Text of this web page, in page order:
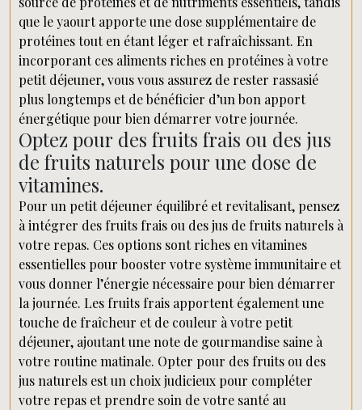
que le yaourt apporte une dose supplémentaire de
protéines tout en étant léger et rafraîchissant. En
incorporant ces aliments riches en protéines à votre
petit déjeuner, vous vous assurez de rester rassasié
plus longtemps et de bénéficier d’un bon apport
énergétique pour bien démarrer votre journée.
Optez pour des fruits frais ou des jus
de fruits naturels pour une dose de
vitamines.
Pour un petit déjeuner équilibré et revitalisant, pensez
à intégrer des fruits frais ou des jus de fruits naturels à
votre repas. Ces options sont riches en vitamines
essentielles pour booster votre système immunitaire et
vous donner l’énergie nécessaire pour bien démarrer
la journée. Les fruits frais apportent également une
touche de fraîcheur et de couleur à votre petit
déjeuner, ajoutant une note de gourmandise saine à
votre routine matinale. Opter pour des fruits ou des
jus naturels est un choix judicieux pour compléter
votre repas et prendre soin de votre santé au